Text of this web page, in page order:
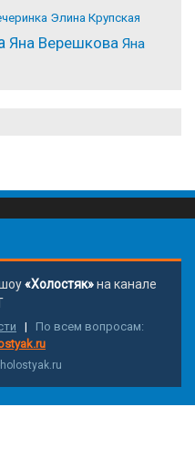
Элина Крупская
Яна Верешкова Яна
«Холостяк»на канале
| По всем вопросам: